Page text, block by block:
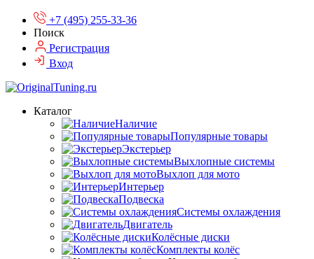
+7 (495) 255-33-36
Поиск
Регистрация
Вход
Каталог
Наличие
Популярные товары
Экстерьер
Выхлопные системы
Выхлоп для мото
Интерьер
Подвеска
Системы охлаждения
Двигатель
Колёсные диски
Комплекты колёс